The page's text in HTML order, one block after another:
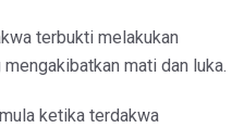
terbukti melakukan
mati dan luka.
ketika terdakwa